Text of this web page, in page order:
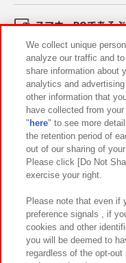
スマホ・PCであそぶ
イベント・キャンペ
関連会社 サ
プライバシーポリシー
お取引先さまと
カスタマーハラスメント対
We collect unique
analyze our traffic and
share information about
analytics and
other information that
have collected from
" here" to see more
the retention period of
out of our sharing of
Please click [Do Not
exercise your right.
Please note that even if
preference signals , if
cookies and other
you will be deemed to
regardless of the opt-